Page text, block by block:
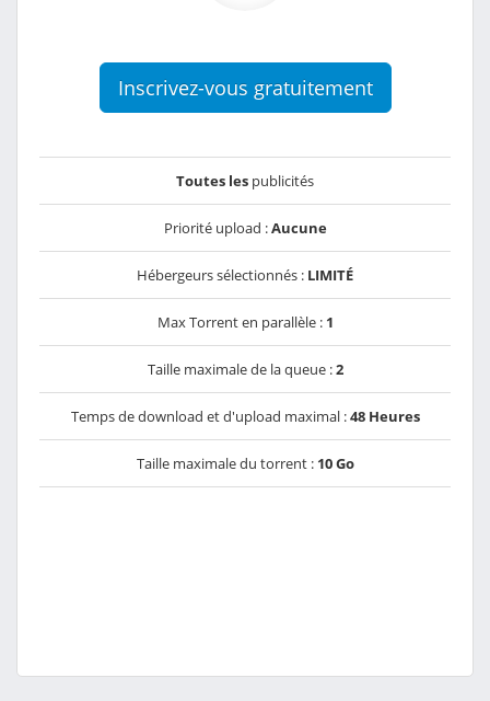
Inscrivez-vous gratuitement
Toutes les publicités
Priorité upload :Aucune
Hébergeurs sélectionnés : LIMITÉ
Max Torrent en parallèle : 1
Taille maximale de la queue :2
Temps de download et d'upload maximal :48 Heures
Taille maximale du torrent : 10 Go